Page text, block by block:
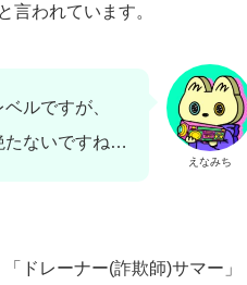
言われています。
えなみち
ルですが、
たないですね…
ドレーナー(詐欺師)サマー」